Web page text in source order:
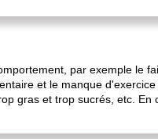
par exemple le
et le manque
gras et trop sucrés, etc. En